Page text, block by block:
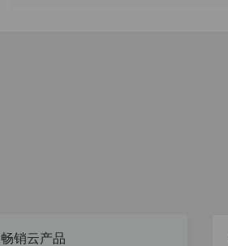
畅销云产品